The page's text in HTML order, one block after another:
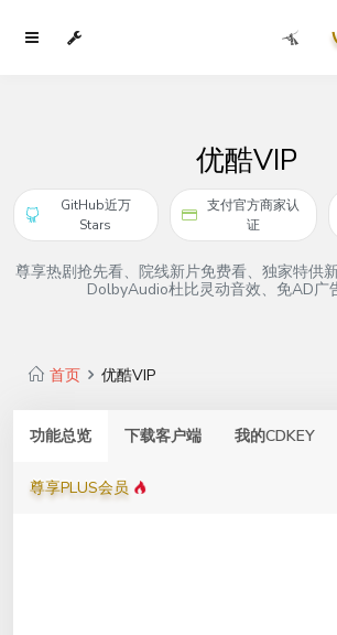
优酷VIP
GitHub近万
Stars
支付官方商家认
证
尊享热剧抢先看、院线新片免费看、独家特供
DolbyAudio杜比灵动音效、免AD广
首页 优酷VIP
功能总览 下载客户端 我的CDKEY
尊享PLUS会员